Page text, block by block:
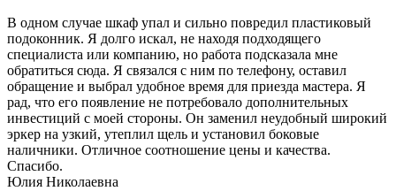
В одном случае шкаф упал и сильно повредил пластиковый
подоконник. Я долго искал, не находя подходящего
специалиста или компанию, но работа подсказала мне
обратиться сюда. Я связался с ним по телефону, оставил
обращение и выбрал удобное время для приезда мастера. Я
рад, что его появление не потребовало дополнительных
инвестиций с моей стороны. Он заменил неудобный широкий
эркер на узкий, утеплил щель и установил боковые
наличники. Отличное соотношение цены и качества.
Спасибо.
Юлия Николаевна